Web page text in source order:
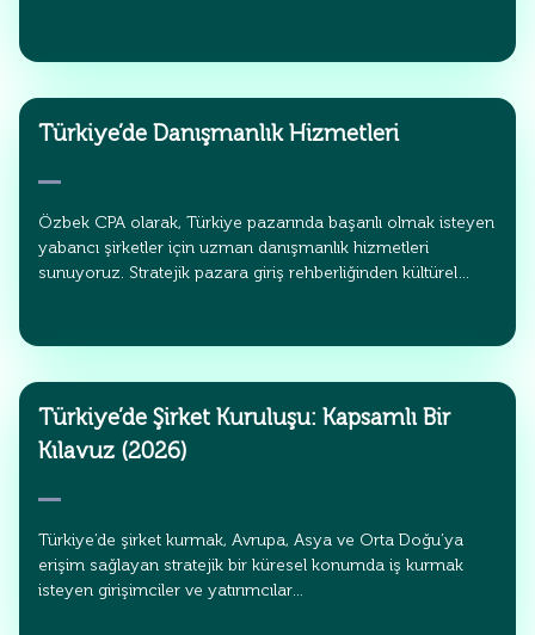
Türkiye’de Danışmanlık Hizmetleri
Özbek CPA olarak, Türkiye pazarında başarılı olmak isteyen
yabancı şirketler için uzman danışmanlık hizmetleri
sunuyoruz. Stratejik pazara giriş rehberliğinden kültürel…
Türkiye’de Şirket Kuruluşu: Kapsamlı Bir
Kılavuz (2026)
Türkiye’de şirket kurmak, Avrupa, Asya ve Orta Doğu’ya
erişim sağlayan stratejik bir küresel konumda iş kurmak
isteyen girişimciler ve yatırımcılar…